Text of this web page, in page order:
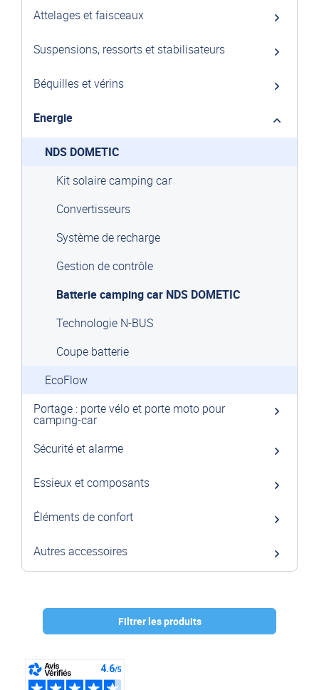
Filtrer les produits
Attelages et faisceaux
Suspensions, ressorts et stabilisateurs
Béquilles et vérins
Energie
NDS DOMETIC
Kit solaire camping car
Convertisseurs
Système de recharge
Gestion de contrôle
Batterie camping car NDS DOMETIC
Technologie N-BUS
Coupe batterie
EcoFlow
Portage : porte vélo et porte moto pour
camping-car
Sécurité et alarme
Essieux et composants
Éléments de confort
Autres accessoires